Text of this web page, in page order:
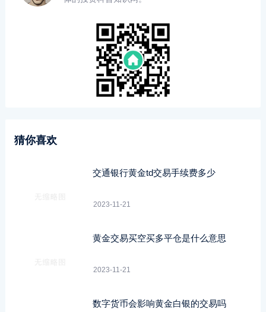
猜你喜欢
交通银行黄金td交易手续费多少
2023-11-21
黄金交易买空买多平仓是什么意思
2023-11-21
数字货币会影响黄金白银的交易吗